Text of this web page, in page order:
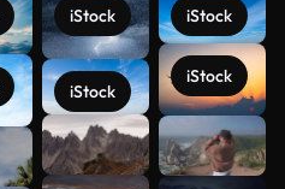
iStock
iStock
iStock
iStock
Scopri di
più